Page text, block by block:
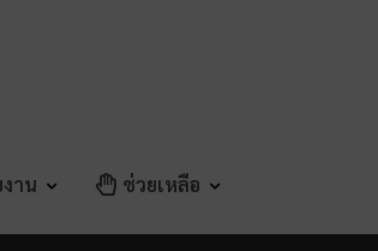
าน ช่วยเหลือ